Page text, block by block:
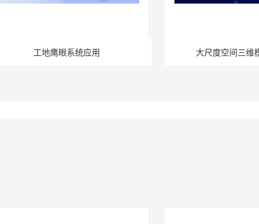
工地鹰眼系统应用 大尺度空间三维